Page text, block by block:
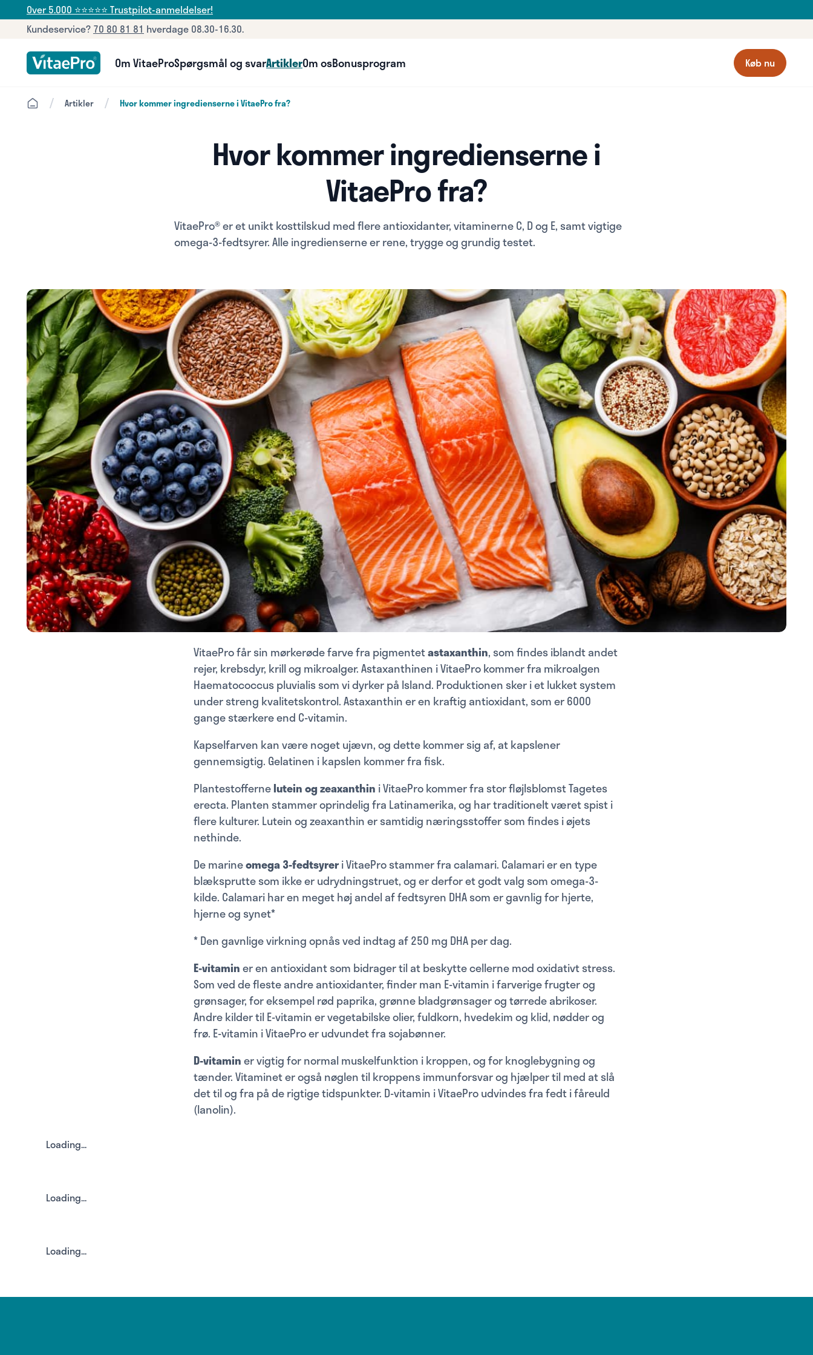
Over 5.000 ⭐⭐⭐⭐⭐ Trustpilot-anmeldelser!
Kundeservice? 70 80 81 81 hverdage 08.30-16.30.
Om VitaeProSpørgsmål og svarArtiklerOm osBonusprogram Køb nu
/ Artikler / Hvor kommer ingredienserne i VitaePro fra?
Hvor kommer ingredienserne i
VitaePro fra?
VitaePro® er et unikt kosttilskud med flere antioxidanter, vitaminerne C, D og E, samt vigtige
omega-3-fedtsyrer. Alle ingredienserne er rene, trygge og grundig testet.
VitaePro får sin mørkerøde farve fra pigmentetastaxanthin, som findes iblandt andet
rejer, krebsdyr, krill og mikroalger. Astaxanthinen i VitaePro kommer fra mikroalgen
Haematococcus pluvialis som vi dyrker på Island. Produktionen sker i et lukket system
under streng kvalitetskontrol. Astaxanthin er en kraftig antioxidant, som er 6000
gange stærkere end C-vitamin.
Kapselfarven kan være noget ujævn, og dette kommer sig af, at kapslener
gennemsigtig. Gelatinen i kapslen kommer fra fisk.
Plantestoffernelutein og zeaxanthin i VitaePro kommer fra stor fløjlsblomst Tagetes
erecta. Planten stammer oprindelig fra Latinamerika, og har traditionelt været spist i
flere kulturer. Lutein og zeaxanthin er samtidig næringsstoffer som findes i øjets
nethinde.
De marineomega 3-fedtsyreri VitaePro stammer fra calamari. Calamari er en type
blæksprutte som ikke er udrydningstruet, og er derfor et godt valg som omega-3-
kilde. Calamari har en meget høj andel af fedtsyren DHA som er gavnlig for hjerte,
hjerne og synet*
* Den gavnlige virkning opnås ved indtag af 250 mg DHA per dag.
E-vitaminer en antioxidant som bidrager til at beskytte cellerne mod oxidativt stress.
Som ved de fleste andre antioxidanter, finder man E-vitamin i farverige frugter og
grønsager, for eksempel rød paprika, grønne bladgrønsager og tørrede abrikoser.
Andre kilder til E-vitamin er vegetabilske olier, fuldkorn, hvedekim og klid, nødder og
frø. E-vitamin i VitaePro er udvundet fra sojabønner.
D-vitaminer vigtig for normal muskelfunktion i kroppen, og for knoglebygning og
tænder. Vitaminet er også nøglen til kroppens immunforsvar og hjælper til med at slå
det til og fra på de rigtige tidspunkter. D-vitamin i VitaePro udvindes fra fedt i fåreuld
(lanolin).
Loading...
Loading...
Loading...